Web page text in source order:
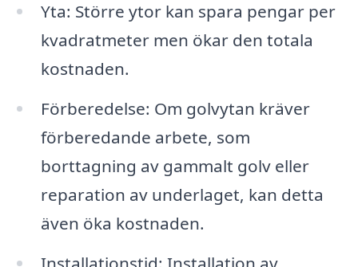
Yta: Större ytor kan spara pengar per
kvadratmeter men ökar den totala
kostnaden.
Förberedelse: Om golvytan kräver
förberedande arbete, som
borttagning av gammalt golv eller
reparation av underlaget, kan detta
även öka kostnaden.